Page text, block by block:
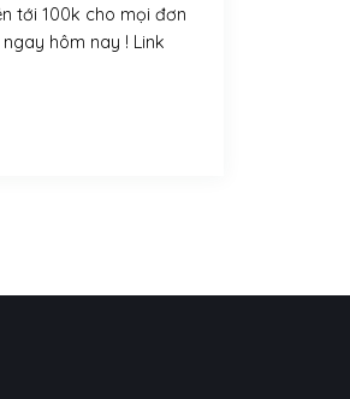
tới 100k cho mọi đơn
hôm nay ! Link